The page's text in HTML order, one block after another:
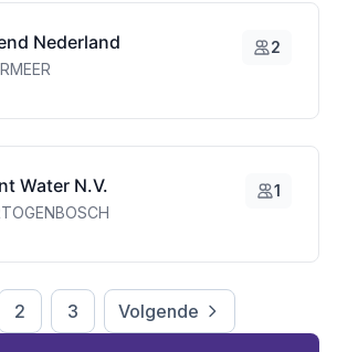
Nederland 2
Water N.V. 1
2 3 Volgende